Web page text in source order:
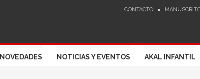
CONTACTO
NOVEDADES NOTICIAS Y EVENTOS AKAL INFANTIL